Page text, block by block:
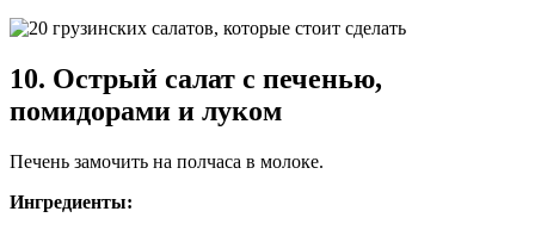
10. Острый салат с печенью,
помидорами и луком
Печень замочить на полчаса в молоке.
Ингредиенты: